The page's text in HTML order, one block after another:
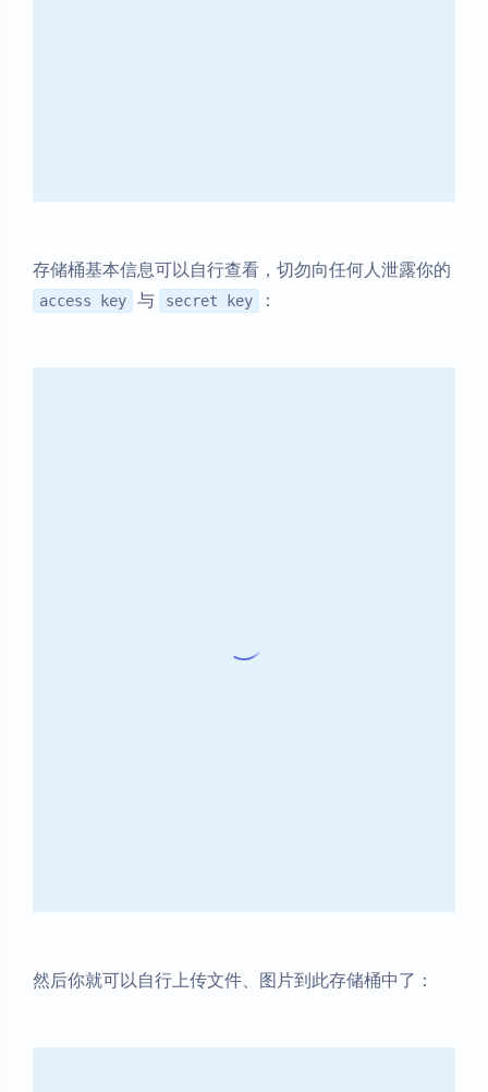
存储桶基本信息可以自行查看，切勿向任何人泄露你的
access key 与 secret key ：
然后你就可以自行上传文件、图片到此存储桶中了：